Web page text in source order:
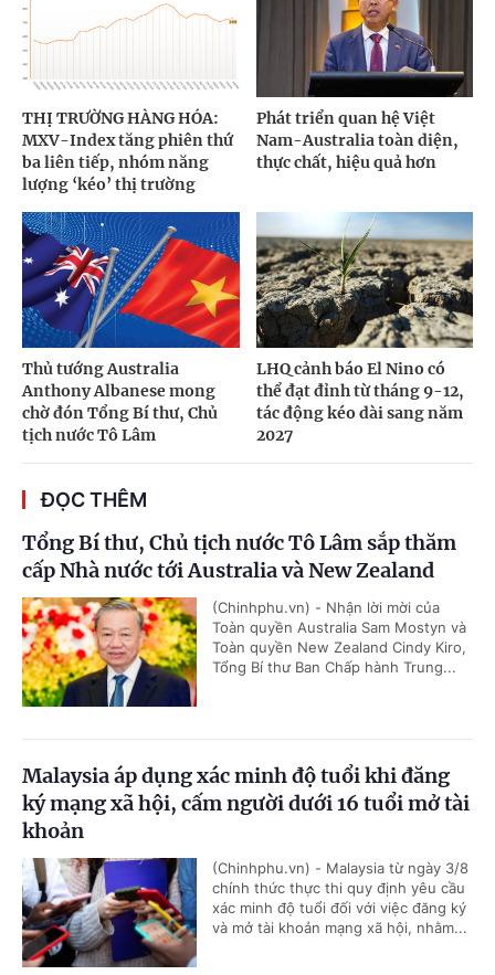
THỊ TRƯỜNG HÀNG HÓA:
MXV-Index tăng phiên thứ
ba liên tiếp, nhóm năng
lượng ‘kéo’ thị trường
Phát triển quan hệ Việt
Nam-Australia toàn diện,
thực chất, hiệu quả hơn
Thủ tướng Australia
Anthony Albanese mong
chờ đón Tổng Bí thư, Chủ
tịch nước Tô Lâm
LHQ cảnh báo El Nino có
thể đạt đỉnh từ tháng 9-12,
tác động kéo dài sang năm
2027
ĐỌC THÊM
Tổng Bí thư, Chủ tịch nước Tô Lâm sắp thăm
cấp Nhà nước tới Australia và New Zealand
(Chinhphu.vn) - Nhận lời mời của
Toàn quyền Australia Sam Mostyn và
Toàn quyền New Zealand Cindy Kiro,
Tổng Bí thư Ban Chấp hành Trung...
Malaysia áp dụng xác minh độ tuổi khi đăng
ký mạng xã hội, cấm người dưới 16 tuổi mở tài
khoản
(Chinhphu.vn) - Malaysia từ ngày 3/8
chính thức thực thi quy định yêu cầu
xác minh độ tuổi đối với việc đăng ký
và mở tài khoản mạng xã hội, nhằm...